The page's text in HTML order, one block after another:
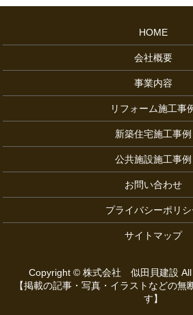
HOME
会社概要
事業内容
リフォーム施工事
新築住宅施工事例
公共施設施工事例
お問い合わせ
プライバシーポリシ
サイトマップ
Copyright © 株式会社 似田貝建設
【掲載の記事・写真・イラストなどの無
す】